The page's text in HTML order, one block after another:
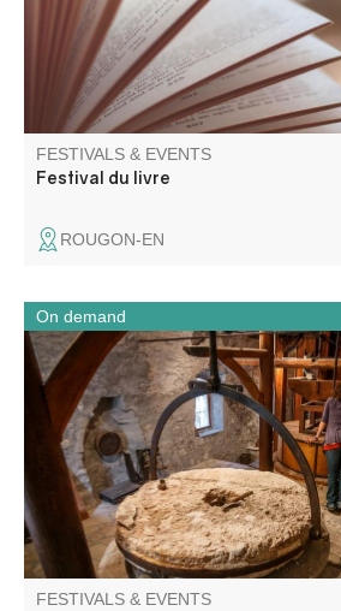
FESTIVALS & EVENTS
Festival du livre
ROUGON-EN
Visit the old oil and flour mills
river in Entrevaux.
FESTIVALS & EVENTS
On demand